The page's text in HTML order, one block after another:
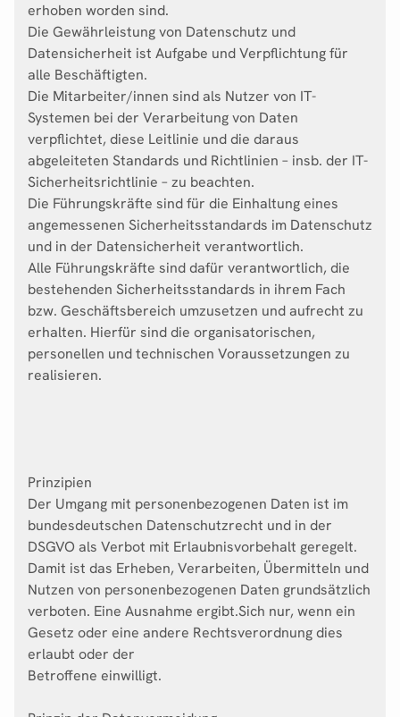
erhoben worden sind.
Die Gewährleistung von Datenschutz und
Datensicherheit ist Aufgabe und Verpflichtung für
alle Beschäftigten.
Die Mitarbeiter/innen sind als Nutzer von IT-
Systemen bei der Verarbeitung von Daten
verpflichtet, diese Leitlinie und die daraus
abgeleiteten Standards und Richtlinien – insb. der IT-
Sicherheitsrichtlinie – zu beachten.
Die Führungskräfte sind für die Einhaltung eines
angemessenen Sicherheitsstandards im Datenschutz
und in der Datensicherheit verantwortlich.
Alle Führungskräfte sind dafür verantwortlich, die
bestehenden Sicherheitsstandards in ihrem Fach
bzw. Geschäftsbereich umzusetzen und aufrecht zu
erhalten. Hierfür sind die organisatorischen,
personellen und technischen Voraussetzungen zu
realisieren.
Prinzipien
Der Umgang mit personenbezogenen Daten ist im
bundesdeutschen Datenschutzrecht und in der
DSGVO als Verbot mit Erlaubnisvorbehalt geregelt.
Damit ist das Erheben, Verarbeiten, Übermitteln und
Nutzen von personenbezogenen Daten grundsätzlich
verboten. Eine Ausnahme ergibt.Sich nur, wenn ein
Gesetz oder eine andere Rechtsverordnung dies
erlaubt oder der
Betroffene einwilligt.